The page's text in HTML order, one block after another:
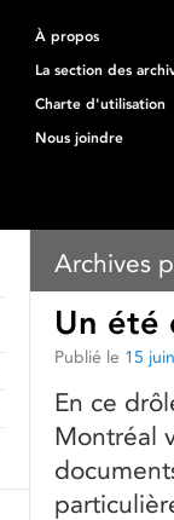
À propos
La section des
Charte d'utilisation
Nous joindre
Archives
Un été
Publié le 15
En ce
Montréal